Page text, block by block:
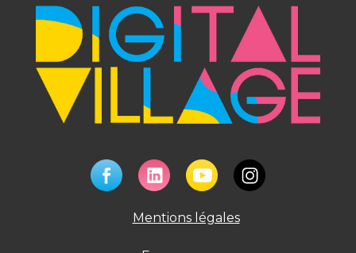
Mentions légales